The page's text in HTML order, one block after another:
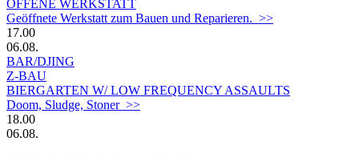
OFFENE WERKSTATT
Geöffnete Werkstatt zum Bauen und Reparieren. >>
17.00
06.08.
BAR/DJING
Z-BAU
BIERGARTEN W/ LOW FREQUENCY ASSAULTS
Doom, Sludge, Stoner >>
18.00
06.08.